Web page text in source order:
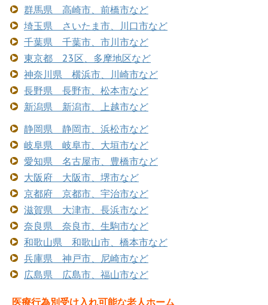
群馬県 高崎市、前橋市など
埼玉県 さいたま市、川口市など
千葉県 千葉市、市川市など
東京都 23区、多摩地区など
神奈川県 横浜市、川崎市など
長野県 長野市、松本市など
新潟県 新潟市、上越市など
静岡県 静岡市、浜松市など
岐阜県 岐阜市、大垣市など
愛知県 名古屋市、豊橋市など
大阪府 大阪市、堺市など
京都府 京都市、宇治市など
滋賀県 大津市、長浜市など
奈良県 奈良市、生駒市など
和歌山県 和歌山市、橋本市など
兵庫県 神戸市、尼崎市など
広島県 広島市、福山市など
医療行為別受け入れ可能な老人ホーム